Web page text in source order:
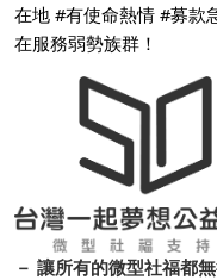
在地 #有使命熱情 #募款
在服務弱勢族群！
－ 讓所有的微型社福都